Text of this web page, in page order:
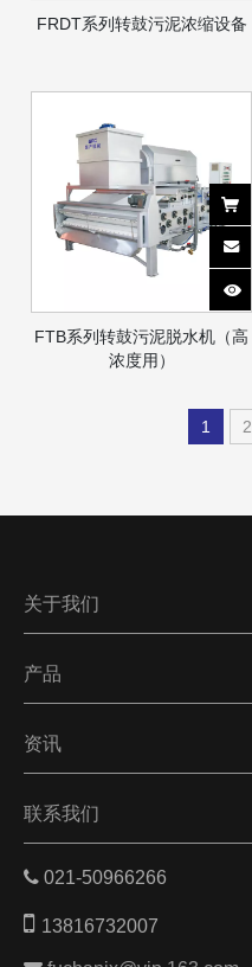
FRDT系列转鼓污泥浓缩设备
FTB系列转鼓污泥脱水机（高
浓度用）
1 2
关于我们
产品
资讯
联系我们
 021-50966266
 13816732007